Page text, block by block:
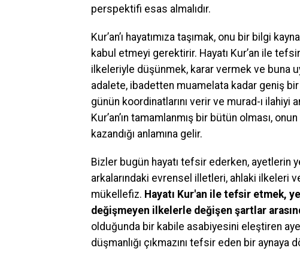
perspektifi esas almalıdır.
Kur’an’ı hayatımıza taşımak, onu bir bilgi
kabul etmeyi gerektirir. Hayatı Kur’an ile
ilkeleriyle düşünmek, karar vermek ve buna
adalete, ibadetten muamelata kadar geniş
günün koordinatlarını verir ve murad-ı
Kur’an’ın tamamlanmış bir bütün olması,
kazandığı anlamına gelir.
Bizler bugün hayatı tefsir ederken, ayetlerin
arkalarındaki evrensel illetleri, ahlaki ilkeleri
mükellefiz. Hayatı Kur'an ile tefsir etmek,
değişmeyen ilkelerle değişen şartlar
olduğunda bir kabile asabiyesini eleştiren
düşmanlığı çıkmazını tefsir eden bir aynaya